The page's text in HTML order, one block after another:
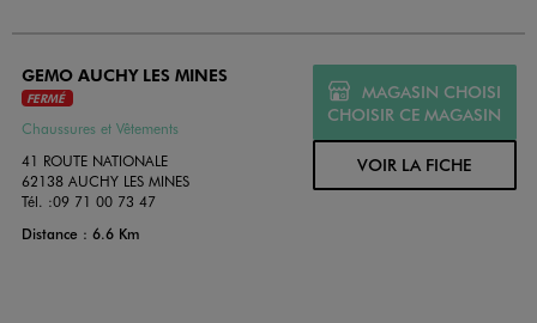
GEMO AUCHY LES MINES
FERMÉ
Chaussures et Vêtements
41 ROUTE NATIONALE
62138 AUCHY LES MINES
Tél. :09 71 00 73 47
Distance : 6.6 Km
MAGASIN CHOISI
CHOISIR CE MAGASIN
VOIR LA FICHE